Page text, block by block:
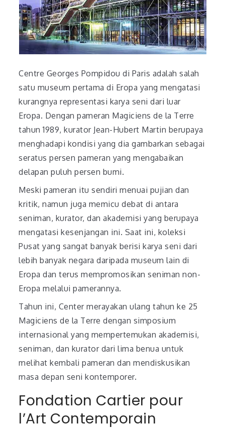
Centre Georges Pompidou di Paris adalah salah
satu museum pertama di Eropa yang mengatasi
kurangnya representasi karya seni dari luar
Eropa. Dengan pameran Magiciens de la Terre
tahun 1989, kurator Jean-Hubert Martin berupaya
menghadapi kondisi yang dia gambarkan sebagai
seratus persen pameran yang mengabaikan
delapan puluh persen bumi.
Meski pameran itu sendiri menuai pujian dan
kritik, namun juga memicu debat di antara
seniman, kurator, dan akademisi yang berupaya
mengatasi kesenjangan ini. Saat ini, koleksi
Pusat yang sangat banyak berisi karya seni dari
lebih banyak negara daripada museum lain di
Eropa dan terus mempromosikan seniman non-
Eropa melalui pamerannya.
Tahun ini, Center merayakan ulang tahun ke 25
Magiciens de la Terre dengan simposium
internasional yang mempertemukan akademisi,
seniman, dan kurator dari lima benua untuk
melihat kembali pameran dan mendiskusikan
masa depan seni kontemporer.
Fondation Cartier pour
l’Art Contemporain